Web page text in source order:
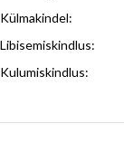
Külmakindel:
Libisemiskindlus:
Kulumiskindlus: